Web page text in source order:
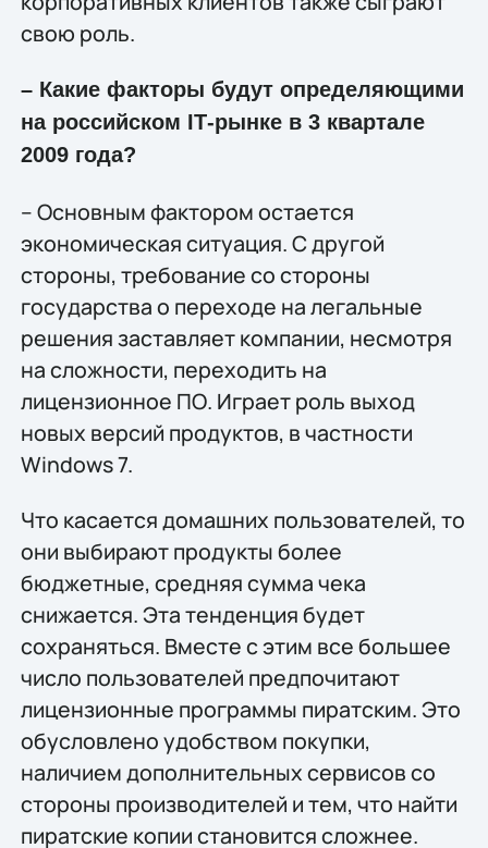
свою роль.
– Какие факторы будут определяющими
на российском IТ-рынке в 3 квартале
2009 года?
– Основным фактором остается
экономическая ситуация. С другой
стороны, требование со стороны
государства о переходе на легальные
решения заставляет компании, несмотря
на сложности, переходить на
лицензионное ПО. Играет роль выход
новых версий продуктов, в частности
Windows 7.
Что касается домашних пользователей, то
они выбирают продукты более
бюджетные, средняя сумма чека
снижается. Эта тенденция будет
сохраняться. Вместе с этим все большее
число пользователей предпочитают
лицензионные программы пиратским. Это
обусловлено удобством покупки,
наличием дополнительных сервисов со
стороны производителей и тем, что найти
пиратские копии становится сложнее.